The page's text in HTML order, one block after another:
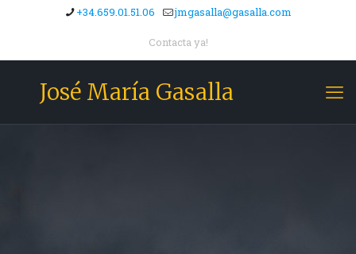
+34.659.01.51.06 jmgasalla@gasalla.com
Contacta ya!
José María Gasalla